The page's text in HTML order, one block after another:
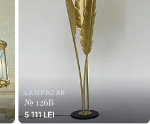
LAMPADAR
№ 126B
5 111 LEI